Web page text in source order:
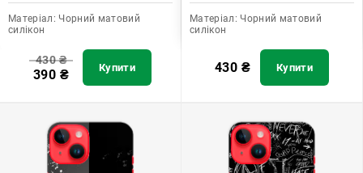
Матеріал: Чорний матовий
силікон
430₴
390 ₴ Купити
Матеріал: Чорний матовий
силікон
430 ₴ Купити